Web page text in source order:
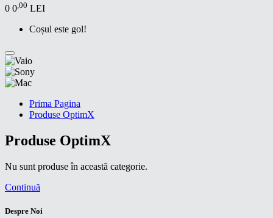
0 0,00 LEI
Coșul este gol!
Prima Pagina
Produse OptimX
Produse OptimX
Nu sunt produse în această categorie.
Continuă
Despre Noi